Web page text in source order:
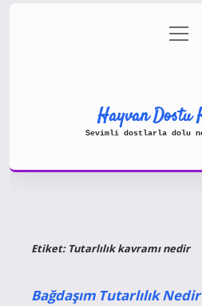
Gizlilik menüyü
aç
Hayvan Dostu
Sevimli dostlarla dolu
Etiket: Tutarlılık kavramı nedir
Bağdaşım Tutarlılık Nedir